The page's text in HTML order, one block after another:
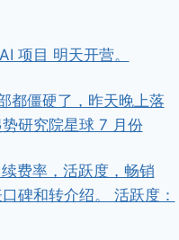
项目 明天开营。
都僵硬了，昨天晚上落
研究院星球 7 月份
费率，活跃度，畅销
碑和转介绍。 活跃度：